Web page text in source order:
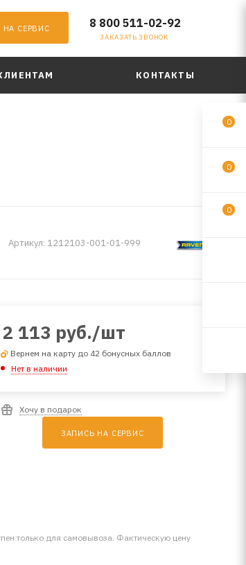
НА СЕРВИС 8 800 511-02-92
ЗАКАЗАТЬ ЗВОНОК
КОНТАКТЫ
Артикул: 1212103-001-01-999
2 113 руб./шт
Вернем на карту до 42 бонусных баллов
Нет в наличии
Хочу в подарок
ЗАПИСЬ НА СЕРВИС
только для самовывоза. Фактическую цену
0
0
0